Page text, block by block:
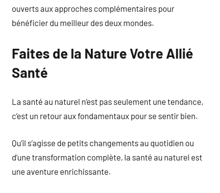
ouverts aux approches complémentaires pour
bénéficier du meilleur des deux mondes.
Faites de la Nature Votre Allié
Santé
La santé au naturel n’est pas seulement une tendance,
c’est un retour aux fondamentaux pour se sentir bien.
Qu’il s’agisse de petits changements au quotidien ou
d’une transformation complète, la santé au naturel est
une aventure enrichissante.